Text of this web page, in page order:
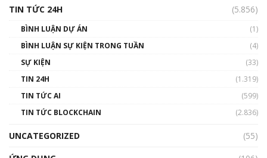
TIN TỨC 24H
(5.856)
BÌNH LUẬN DỰ ÁN
(1)
BÌNH LUẬN SỰ KIỆN TRONG TUẦN
(4)
SỰ KIỆN
(33)
TIN 24H
(1.319)
TIN TỨC AI
(599)
TIN TỨC BLOCKCHAIN
(2.836)
UNCATEGORIZED
(55)